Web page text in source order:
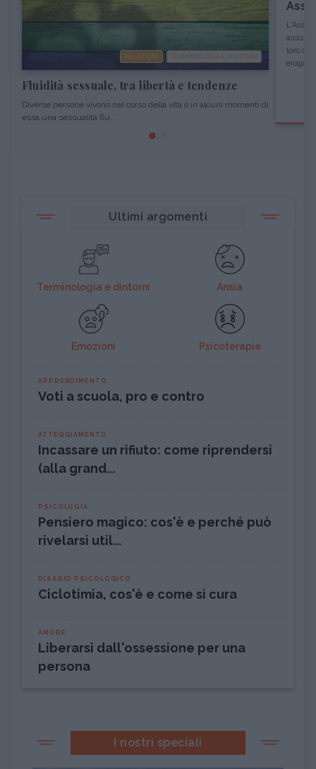
RELAZIONI TERMINOLOGIA E DINTORNI
Fluidità sessuale, tra libertà e tendenze
Diverse persone vivono nel corso della vita o in alcuni momenti di
essa una sessualità flu...
loro
Ultimi argomenti
Terminologia e dintorni Ansia
Emozioni Psicoterapie
APPRENDIMENTO
Voti a scuola, pro e contro
ATTEGGIAMENTO
Incassare un rifiuto: come riprendersi
(alla grand...
PSICOLOGIA
Pensiero magico: cos'è e perché può
rivelarsi util...
DISAGIO PSICOLOGICO
Ciclotimia, cos'è e come si cura
AMORE
Liberarsi dall'ossessione per una
persona
I nostri speciali